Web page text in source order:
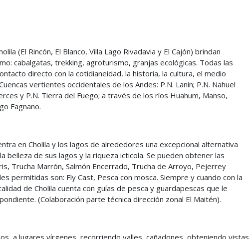
(El Rincón, El Blanco, Villa Lago Rivadavia y El Cajón) brindan
cabalgatas, trekking, agroturismo, granjas ecológicas. Todas las
directo con la cotidianeidad, la historia, la cultura, el medio
vertientes occidentales de los Andes: P.N. Lanín; P.N. Nahuel
y P.N. Tierra del Fuego; a través de los ríos Huahum, Manso,
Fagnano.
en Cholila y los lagos de alrededores una excepcional alternativa
belleza de sus lagos y la riqueza icticola. Se pueden obtener las
Trucha Marrón, Salmón Encerrado, Trucha de Arroyo, Pejerrey
permitidas son: Fly Cast, Pesca con mosca. Siempre y cuando con la
de Cholila cuenta con guías de pesca y guardapescas que le
(Colaboración parte técnica dirección zonal El Maitén).
a lugares vírgenes, recorriendo valles, cañadones, obteniendo vistas